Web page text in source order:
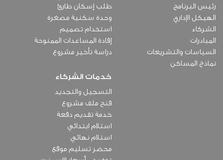
رئيس البرنامج
الهيكل الإداري
الشركاء
المبادرات
السياسات والتشريعات
نماذج المساكن
طلب إسكان طارئ
وحدة سكنية مصغرة
استخدام تصميم
إفادة المساعدات الممنوحة
دراسة تأخير مشروع
خدمات الشركاء
التسجيل والتجديد
فنح ملف مشروع
خدمة تقديم دفعة
استلام ابتدائي
استلام نهائي
محضر تسليم موقع